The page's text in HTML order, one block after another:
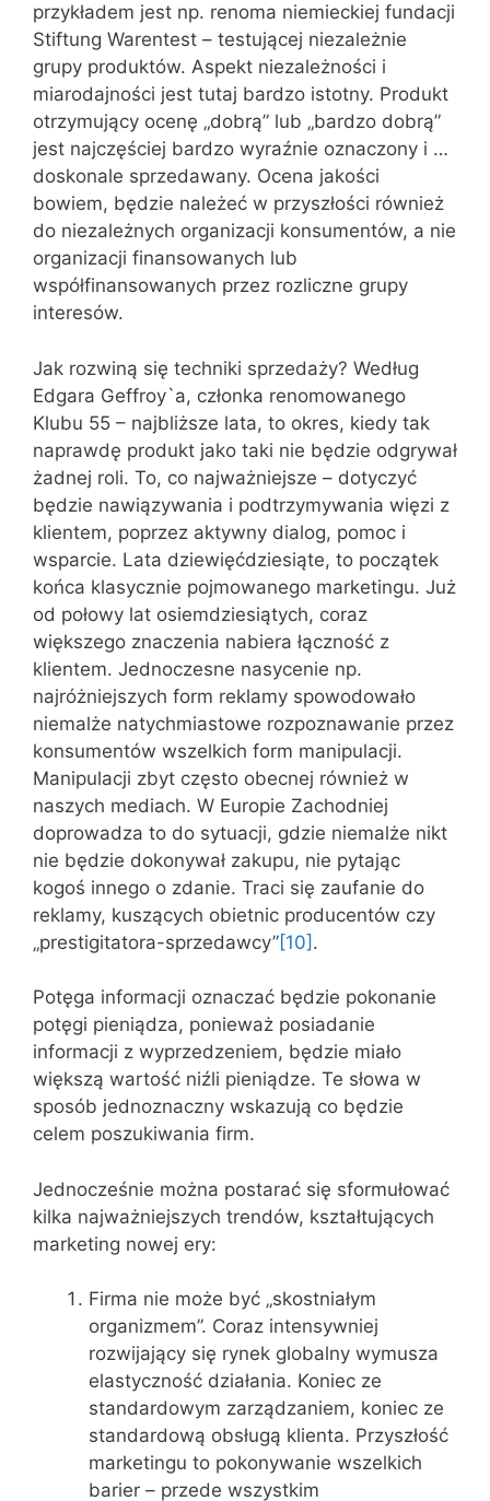
przykładem jest np. renoma niemieckiej fundacji
Stiftung Warentest – testującej niezależnie
grupy produktów. Aspekt niezależności i
miarodajności jest tutaj bardzo istotny. Produkt
otrzymujący ocenę „dobrą” lub „bardzo dobrą”
jest najczęściej bardzo wyraźnie oznaczony i …
doskonale sprzedawany. Ocena jakości
bowiem, będzie należeć w przyszłości również
do niezależnych organizacji konsumentów, a nie
organizacji finansowanych lub
współfinansowanych przez rozliczne grupy
interesów.
Jak rozwiną się techniki sprzedaży? Według
Edgara Geffroy`a, członka renomowanego
Klubu 55 – najbliższe lata, to okres, kiedy tak
naprawdę produkt jako taki nie będzie odgrywał
żadnej roli. To, co najważniejsze – dotyczyć
będzie nawiązywania i podtrzymywania więzi z
klientem, poprzez aktywny dialog, pomoc i
wsparcie. Lata dziewięćdziesiąte, to początek
końca klasycznie pojmowanego marketingu. Już
od połowy lat osiemdziesiątych, coraz
większego znaczenia nabiera łączność z
klientem. Jednoczesne nasycenie np.
najróżniejszych form reklamy spowodowało
niemalże natychmiastowe rozpoznawanie przez
konsumentów wszelkich form manipulacji.
Manipulacji zbyt często obecnej również w
naszych mediach. W Europie Zachodniej
doprowadza to do sytuacji, gdzie niemalże nikt
nie będzie dokonywał zakupu, nie pytając
kogoś innego o zdanie. Traci się zaufanie do
reklamy, kuszących obietnic producentów czy
„prestigitatora-sprzedawcy”[10] .
Potęga informacji oznaczać będzie pokonanie
potęgi pieniądza, ponieważ posiadanie
informacji z wyprzedzeniem, będzie miało
większą wartość niźli pieniądze. Te słowa w
sposób jednoznaczny wskazują co będzie
celem poszukiwania firm.
Jednocześnie można postarać się sformułować
kilka najważniejszych trendów, kształtujących
marketing nowej ery:
Firma nie może być „skostniałym
organizmem”. Coraz intensywniej
rozwijający się rynek globalny wymusza
elastyczność działania. Koniec ze
standardowym zarządzaniem, koniec ze
standardową obsługą klienta. Przyszłość
marketingu to pokonywanie wszelkich
barier – przede wszystkim